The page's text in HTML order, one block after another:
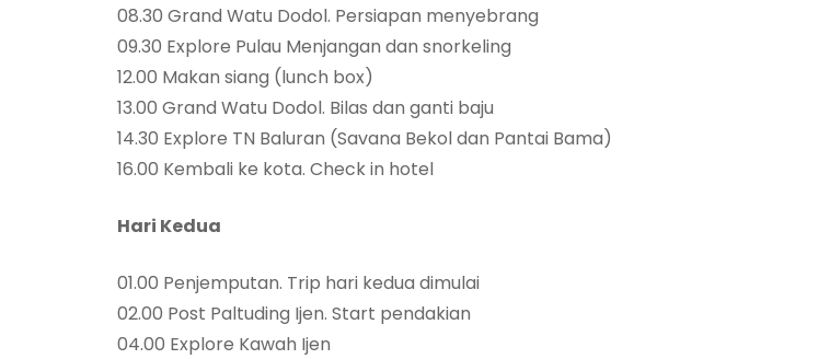
08.30 Grand Watu Dodol. Persiapan menyebrang
09.30 Explore Pulau Menjangan dan snorkeling
12.00 Makan siang (lunch box)
13.00 Grand Watu Dodol. Bilas dan ganti baju
14.30 Explore TN Baluran (Savana Bekol dan Pantai Bama)
16.00 Kembali ke kota. Check in hotel
Hari Kedua
01.00 Penjemputan. Trip hari kedua dimulai
02.00 Post Paltuding Ijen. Start pendakian
04.00 Explore Kawah Ijen